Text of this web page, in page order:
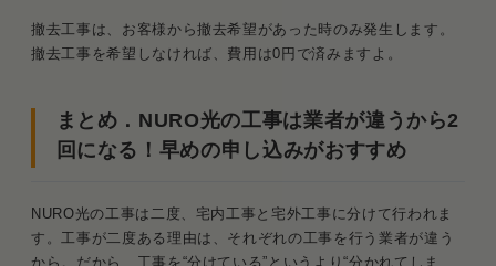
撤去工事は、お客様から撤去希望があった時のみ発生します。
撤去工事を希望しなければ、費用は0円で済みますよ。
まとめ．NURO光の工事は業者が違うから2
回になる！早めの申し込みがおすすめ
NURO光の工事は二度、宅内工事と宅外工事に分けて行われま
す。工事が二度ある理由は、それぞれの工事を行う業者が違う
から。だから、工事を“分けている”というより“分かれてしま